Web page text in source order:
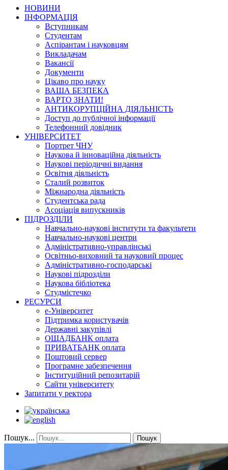
НОВИНИ
ІНФОРМАЦІЯ
Вступникам
Студентам
Аспірантам і науковцям
Викладачам
Вакансії
Документи
Цікаво про науку
ВАША БЕЗПЕКА
ВАРТО ЗНАТИ!
АНТИКОРУПЦІЙНА ДІЯЛЬНІСТЬ
Доступ до публічної інформації
Телефонний довідник
УНІВЕРСИТЕТ
Портрет ЧНУ
Наукова й інноваційна діяльність
Наукові періодичні видання
Освітня діяльність
Сталий розвиток
Міжнародна діяльність
Студентська рада
Асоціація випускників
ПІДРОЗДІЛИ
Навчально-наукові інститути та факультети
Навчально-наукові центри
Адміністративно-управлінські
Освітньо-виховний та науковий процес
Адміністративно-господарські
Наукові підрозділи
Наукова бібліотека
Студмістечко
РЕСУРСИ
е-Університет
Підтримка користувачів
Державні закупівлі
ОЩАДБАНК оплата
ПРИВАТБАНК оплата
Поштовий сервер
Програмне забезпечення
Інституційний репозитарій
Сайти університету
Запитати у ректора
Пошук... Пошук